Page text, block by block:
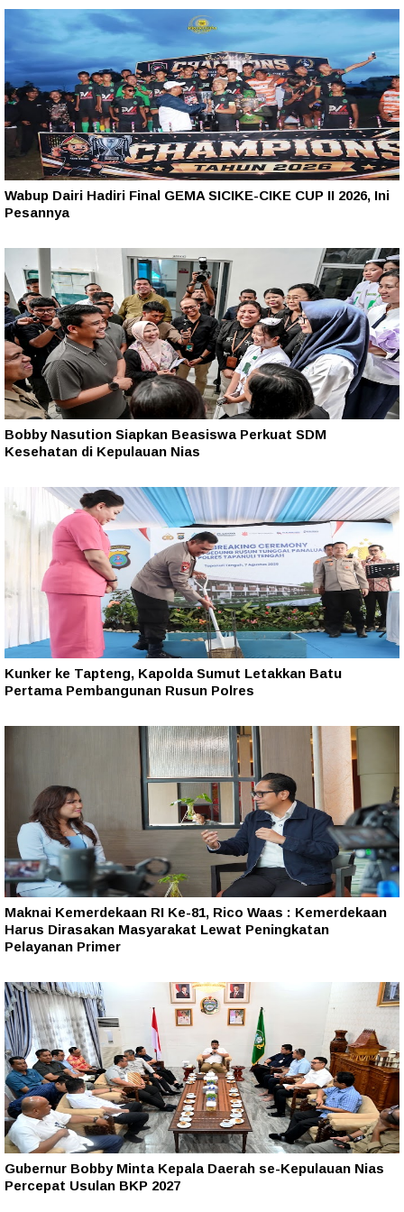
Wabup Dairi Hadiri Final GEMA SICIKE-CIKE CUP II 2026, Ini
Pesannya
Bobby Nasution Siapkan Beasiswa Perkuat SDM
Kesehatan di Kepulauan Nias
Kunker ke Tapteng, Kapolda Sumut Letakkan Batu
Pertama Pembangunan Rusun Polres
Maknai Kemerdekaan RI Ke-81, Rico Waas : Kemerdekaan
Harus Dirasakan Masyarakat Lewat Peningkatan
Pelayanan Primer
Gubernur Bobby Minta Kepala Daerah se-Kepulauan Nias
Percepat Usulan BKP 2027